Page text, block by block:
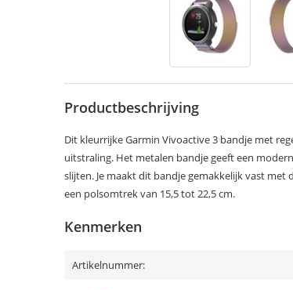
Productbeschrijving
Dit kleurrijke Garmin Vivoactive 3 bandje met
uitstraling. Het metalen bandje geeft een
slijten. Je maakt dit bandje gemakkelijk vast
een polsomtrek van 15,5 tot 22,5 cm.
Kenmerken
Artikelnummer: